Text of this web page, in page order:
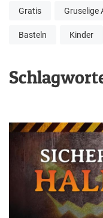
Gratis Gruselige
Basteln Kinder